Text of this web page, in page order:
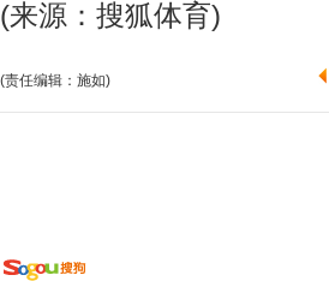
(来源：搜狐体育)
(责任编辑：施如)